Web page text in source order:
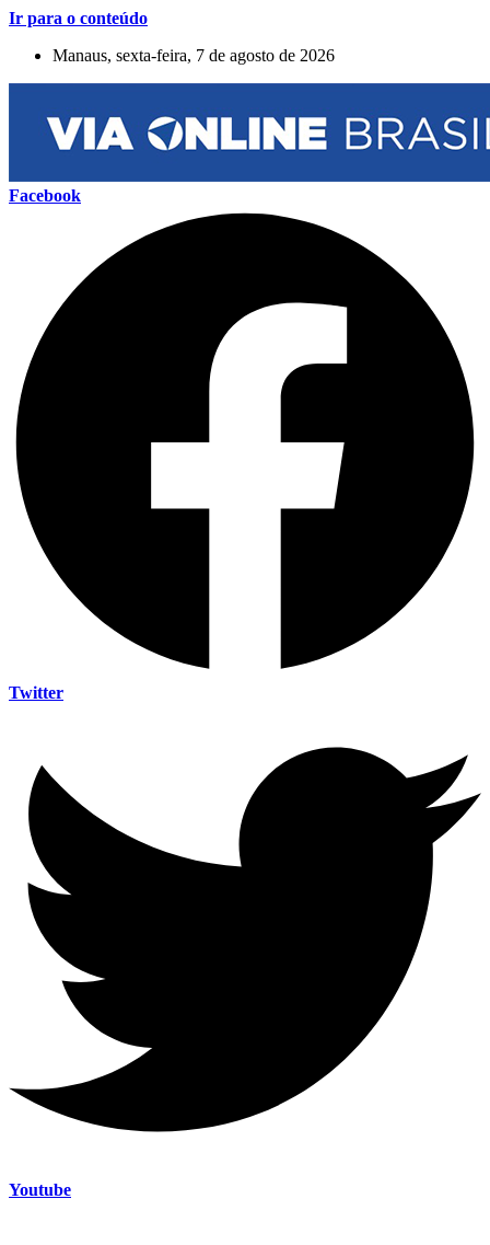
Ir para o conteúdo
Manaus, sexta-feira, 7 de agosto de 2026
Facebook
Twitter
Youtube